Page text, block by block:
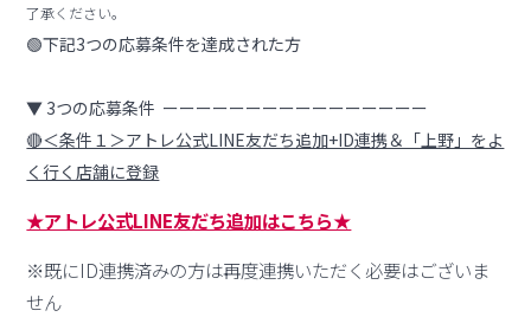
了承ください。
🟢下記3つの応募条件を達成された方
▼ 3つの応募条件 ーーーーーーーーーーーーーーーー
🔴＜条件１＞アトレ公式LINE友だち追加+ID連携＆「上野」をよ
く行く店舗に登録
★アトレ公式LINE友だち追加はこちら★
※既にID連携済みの方は再度連携いただく必要はございま
せん